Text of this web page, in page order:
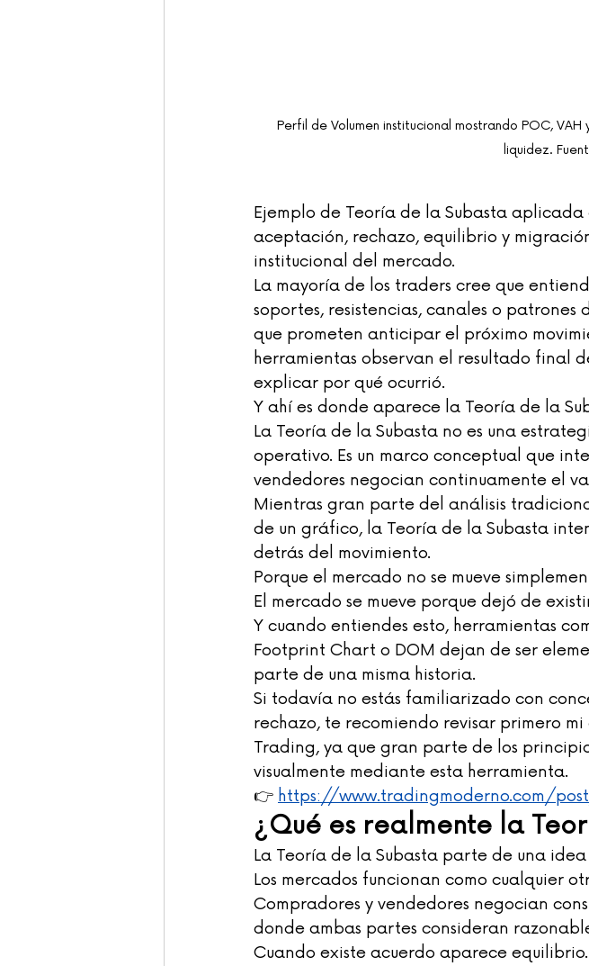
Perfil de Volumen institucional mostrando POC,
liquidez.
Ejemplo de Teoría de la Subasta
aceptación, rechazo, equilibrio y
institucional del mercado.
La mayoría de los traders cree que
soportes, resistencias, canales o
que prometen anticipar el próximo
herramientas observan el resultado final
explicar por qué ocurrió.
Y ahí es donde aparece la Teoría de la
La Teoría de la Subasta no es una
operativo. Es un marco conceptual que
vendedores negocian continuamente el
Mientras gran parte del análisis
de un gráfico, la Teoría de la Subasta
detrás del movimiento.
Porque el mercado no se mueve
El mercado se mueve porque dejó de
Y cuando entiendes esto, herramientas
Footprint Chart o DOM dejan de ser
parte de una misma historia.
Si todavía no estás familiarizado con
rechazo, te recomiendo revisar primero
Trading, ya que gran parte de los
visualmente mediante esta herramienta.
👉 https://www.tradingmoderno.com/
¿Qué es realmente la
La Teoría de la Subasta parte de una
Los mercados funcionan como cualquier
Compradores y vendedores negocian
donde ambas partes consideran
Cuando existe acuerdo aparece equilibrio.